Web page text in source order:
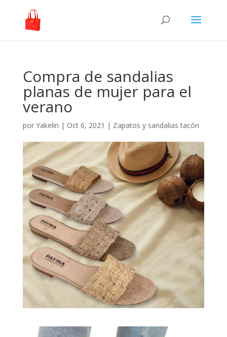
Compra de sandalias
planas de mujer para el
verano
por Yakelin | Oct 6, 2021 | Zapatos y sandalias tacón